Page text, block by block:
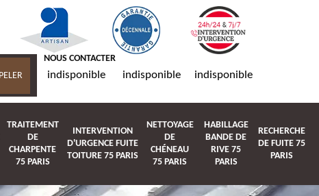
NOUS CONTACTER
indisponible indisponible indisponible
TRAITEMENT
DE
CHARPENTE
75 PARIS
INTERVENTION
D'URGENCE FUITE
TOITURE 75 PARIS
NETTOYAGE
DE
CHÉNEAU
75 PARIS
HABILLAGE
BANDE DE
RIVE 75
PARIS
RECHERCHE
DE FUITE 75
PARIS